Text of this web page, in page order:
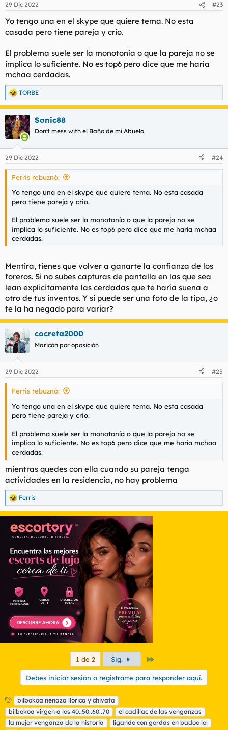
e
:
29 Dic 2022 #23
Yo tengo una en el skype que quiere tema. No esta
casada pero tiene pareja y crio.
El problema suele ser la monotonía o que la pareja no se
implica lo suficiente. No es top6 pero dice que me haría
mchaa cerdadas.
R
e
a
c
c
i
e
s
TORBE
Sonic88
Don't mess with el Baño de mi Abuela
29 Dic 2022 #24
Ferris rebuznó:
Yo tengo una en el skype que quiere tema. No esta casada
pero tiene pareja y crio.
El problema suele ser la monotonía o que la pareja no se
implica lo suficiente. No es top6 pero dice que me haría mchaa
cerdadas.
Mentira, tienes que volver a ganarte la confianza de los
foreros. Si no subes capturas de pantalla en las que sea
lean explicitamente las cerdadas que te haría suena a
otro de tus inventos. Y si puede ser una foto de la tipa, ¿o
te la ha negado para variar?
cocreta2000
Maricón por oposición
29 Dic 2022 #25
Ferris rebuznó:
Yo tengo una en el skype que quiere tema. No esta casada
pero tiene pareja y crio.
El problema suele ser la monotonía o que la pareja no se
implica lo suficiente. No es top6 pero dice que me haría mchaa
cerdadas.
mientras quedes con ella cuando su pareja tenga
actividades en la residencia, no hay problema
R
e
a
c
c
o
n
e
Ferris
1 de 2 Sig.
Debes iniciar sesión o registrarte para responder aquí.
E
t
i
q
bilbokoa nenaza llorica y chivata
bilbokoa virgen a los 40..50..60..70
el cadillac de las venganzas
la mejor venganza de la historia
ligando con gordas en badoo lol